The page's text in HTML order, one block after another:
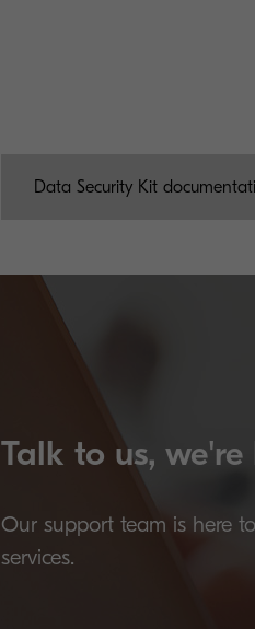
Data Security Kit
Talk to us,
Our support team is here
services.